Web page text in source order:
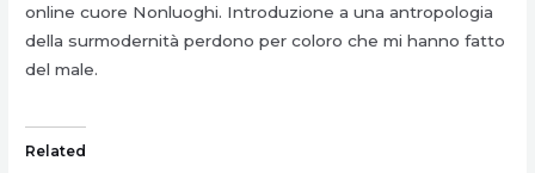
online cuore Nonluoghi. Introduzione a una antropologia
della surmodernità perdono per coloro che mi hanno fatto
del male.
Related